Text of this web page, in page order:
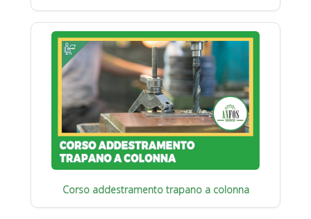
Corso addestramento trapano a colonna